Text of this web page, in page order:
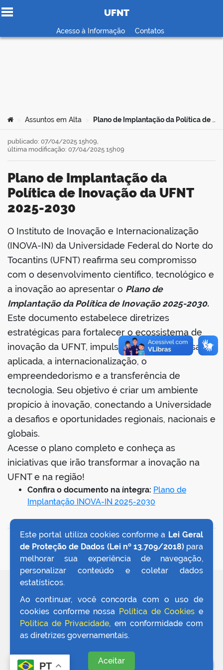
Ir para o conteúdo
UFNT
Acesso à Informação Contatos
Você está aqui:
Assuntos em Alta Plano de Implantação da Política de Inovação da UFNT 2025-2030
Plano de Implantação da
Política de Inovação da UFNT
2025-2030
publicado: 07/04/2025 15h09,
última modificação: 07/04/2025 15h09
O Instituto de Inovação e Internacionalização
(INOVA-IN) da Universidade Federal do Norte do
Tocantins (UFNT) reafirma seu compromisso
com o desenvolvimento científico, tecnológico e
a inovação ao apresentar o Plano de
Implantação da Política de Inovação 2025-2030.
Este documento estabelece diretrizes
estratégicas para fortalecer o ecossistema de
inovação da UFNT, impulsionando a pesquisa
aplicada, a internacionalização, o
empreendedorismo e a transferência de
tecnologia. Seu objetivo é criar um ambiente
propício à inovação, conectando a Universidade
a desafios e oportunidades regionais, nacionais e
globais.
Acesse o plano completo e conheça as
iniciativas que irão transformar a inovação na
UFNT e na região!
Confira o documento na íntegra: Plano de
Implantação INOVA-IN 2025-2030
VOLTAR AO TOPO
Este portal utiliza cookies conforme a Lei Geral
de Proteção de Dados (Lei nº 13.709/2018)para
melhorar sua experiência de navegação,
personalizar conteúdo e coletar dados
estatísticos.
Ao continuar, você concorda com o uso de
cookies conforme nossa Política de Cookies e
Política de Privacidade, em conformidade com
as diretrizes governamentais.
Aceitar
PT